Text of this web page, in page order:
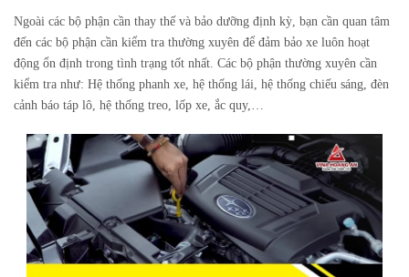
Ngoài các bộ phận cần thay thế và bảo dưỡng định kỳ, bạn cần quan tâm
đến các bộ phận cần kiểm tra thường xuyên để đảm bảo xe luôn hoạt
động ổn định trong tình trạng tốt nhất. Các bộ phận thường xuyên cần
kiểm tra như: Hệ thống phanh xe, hệ thống lái, hệ thống chiếu sáng, đèn
cảnh báo táp lô, hệ thống treo, lốp xe, ắc quy,…